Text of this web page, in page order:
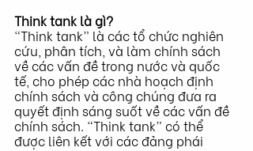
Think tank là gì?
“Think tank” là các tổ chức nghiên
cứu, phân tích, và làm chính sách
về các vấn đề trong nước và quốc
tế, cho phép các nhà hoạch định
chính sách và công chúng đưa ra
quyết định sáng suốt về các vấn đề
chính sách. “Think tank” có thể
được liên kết với các đảng phái